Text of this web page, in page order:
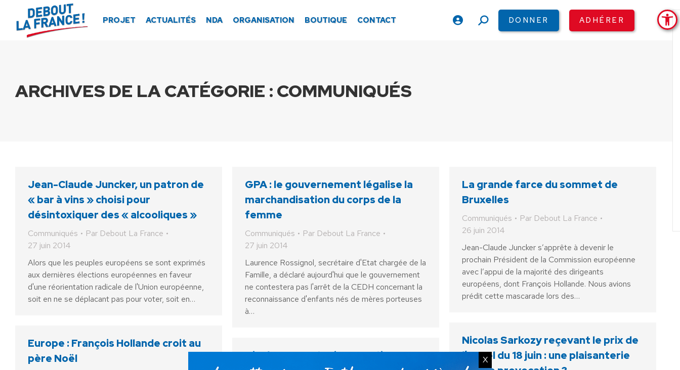
PROJET ACTUALITÉS NDA ORGANISATION BOUTIQUE CONTACT
RechercheDONNER ADHÉRER
ARCHIVES DE LA CATÉGORIE : COMMUNIQUÉS
Jean-Claude Juncker, un patron de
« bar à vins » choisi pour
désintoxiquer des « alcooliques »
Communiqués Par Debout La France
27 juin 2014
Alors que les peuples européens se sont exprimés
aux dernières élections européennes en faveur
d'une réorientation radicale de l'Union européenne,
soit en ne se déplacant pas pour voter, soit en…
GPA : le gouvernement légalise la
marchandisation du corps de la
femme
Communiqués Par Debout La France
27 juin 2014
Laurence Rossignol, secrétaire d'Etat chargée de la
Famille, a déclaré aujourd'hui que le gouvernement
ne contestera pas l'arrêt de la CEDH concernant la
reconnaissance d'enfants nés de mères porteuses
à…
La grande farce du sommet de
Bruxelles
Communiqués Par Debout La France
26 juin 2014
Jean-Claude Juncker s’apprête à devenir le
prochain Président de la Commission européenne
avec l’appui de la majorité des dirigeants
européens, dont François Hollande. Nous avions
prédit cette mascarade lors des…
Nicolas Sarkozy reçevant le prix de
l’appel du 18 juin : une plaisanterie
Europe : François Hollande croit au
père Noël
Nicolas Dupont-Aignan estime que
X
Panneau de gestion des cookies